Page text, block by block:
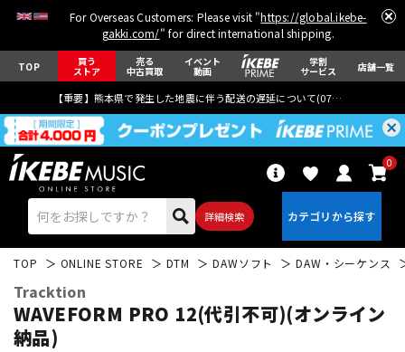
For Overseas Customers: Please visit "https://global.ikebe-
gakki.com/" for direct international shipping.
TOP 買う
ストア
売る
中古買取
イベント
動画
学割
サービス 店舗一覧
【重要】熊本県で発生した地震に伴う配送の遅延について(07月29日
詳細検索
0
TOP ONLINE STORE DTM DAWソフト DAW・シーケンス
Tracktion
WAVEFORM PRO 12(代引不可)(オンライン
納品)